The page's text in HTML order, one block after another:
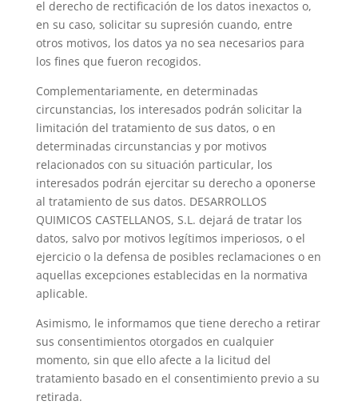
el derecho de rectificación de los datos inexactos o,
en su caso, solicitar su supresión cuando, entre
otros motivos, los datos ya no sea necesarios para
los fines que fueron recogidos.
Complementariamente, en determinadas
circunstancias, los interesados podrán solicitar la
limitación del tratamiento de sus datos, o en
determinadas circunstancias y por motivos
relacionados con su situación particular, los
interesados podrán ejercitar su derecho a oponerse
al tratamiento de sus datos. DESARROLLOS
QUIMICOS CASTELLANOS, S.L. dejará de tratar los
datos, salvo por motivos legítimos imperiosos, o el
ejercicio o la defensa de posibles reclamaciones o en
aquellas excepciones establecidas en la normativa
aplicable.
Asimismo, le informamos que tiene derecho a retirar
sus consentimientos otorgados en cualquier
momento, sin que ello afecte a la licitud del
tratamiento basado en el consentimiento previo a su
retirada.